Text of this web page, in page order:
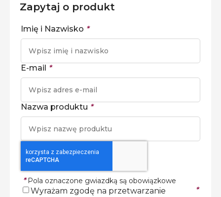
Zapytaj o produkt
Imię i Nazwisko *
E-mail *
Nazwa produktu *
* Pola oznaczone gwiazdką są obowiązkowe
Wyrażam zgodę na przetwarzanie
*